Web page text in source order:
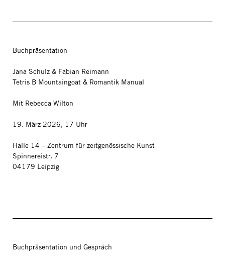
Buchpräsentation
Jana Schulz & Fabian Reimann
Tetris B Mountaingoat & Romantik Manual
Mit Rebecca Wilton
19. März 2026, 17 Uhr
Halle 14 – Zentrum für zeitgenössische Kunst
Spinnereistr. 7
04179 Leipzig
Buchpräsentation und Gespräch